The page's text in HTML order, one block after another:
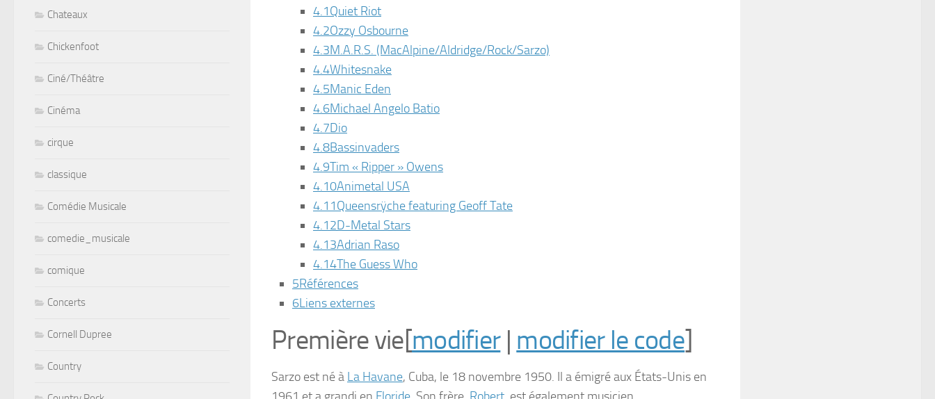
4.1Quiet Riot
4.2Ozzy Osbourne
4.3M.A.R.S. (MacAlpine/Aldridge/Rock/Sarzo)
4.4Whitesnake
4.5Manic Eden
4.6Michael Angelo Batio
4.7Dio
4.8Bassinvaders
4.9Tim « Ripper » Owens
4.10Animetal USA
4.11Queensrÿche featuring Geoff Tate
4.12D-Metal Stars
4.13Adrian Raso
4.14The Guess Who
5Références
6Liens externes
Première vie[modifier| modifier le code]
Sarzo est né à La Havane, Cuba, le 18 novembre 1950. Il a émigré aux États-Unis en
Chateaux
Chickenfoot
Ciné/Théâtre
Cinéma
cirque
classique
Comédie Musicale
comedie_musicale
comique
Concerts
Cornell Dupree
Country